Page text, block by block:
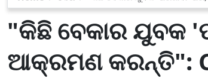
"କିଛି ବେକାର ଯୁବକ
ଆକ୍ରମଣ କରନ୍ତି":